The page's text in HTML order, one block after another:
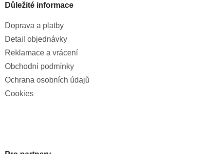
Důležité informace
Doprava a platby
Detail objednávky
Reklamace a vrácení
Obchodní podmínky
Ochrana osobních údajů
Cookies